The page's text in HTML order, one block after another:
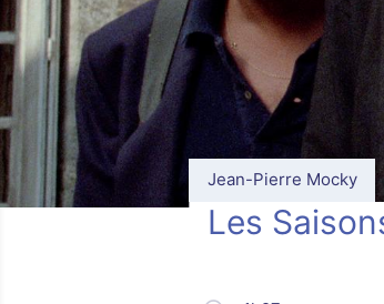
Jean-Pierre Mocky
Les